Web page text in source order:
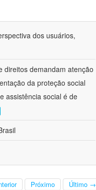
dos usuários,
direitos demandam atenção
da proteção social
assistência social é de
Próximo Último →